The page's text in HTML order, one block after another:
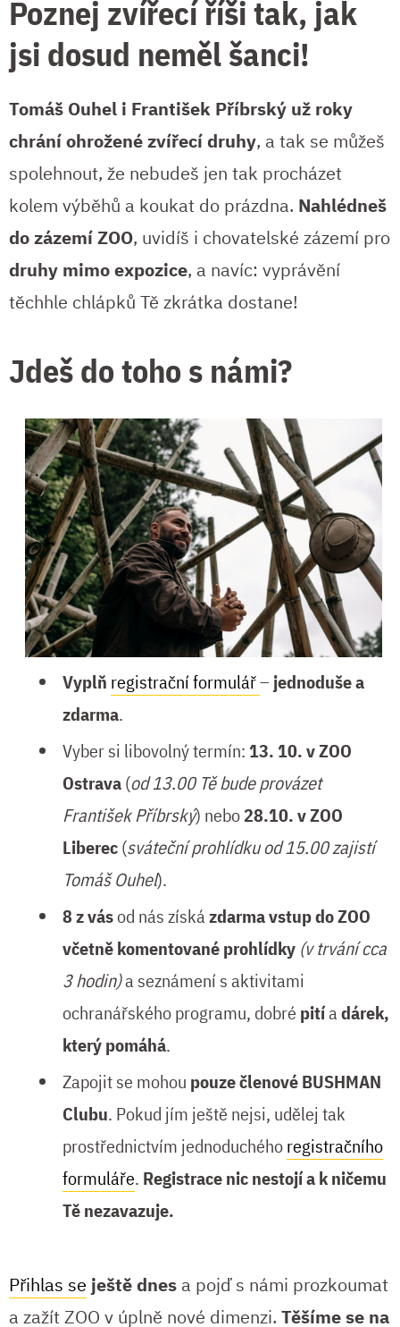
Poznej zvířecí říši tak, jak
jsi dosud neměl šanci!
Tomáš Ouhel i František Příbrský už roky
chrání ohrožené zvířecí druhy, a tak se můžeš
spolehnout, že nebudeš jen tak procházet
kolem výběhů a koukat do prázdna. Nahlédneš
do zázemí ZOO, uvidíš i chovatelské zázemí pro
druhy mimo expozice, a navíc: vyprávění
těchhle chlápků Tě zkrátka dostane!
Jdeš do toho s námi?
Vyplň registrační formulář– jednoduše a
zdarma.
Vyber si libovolný termín: 13. 10. v ZOO
Ostrava(od 13.00 Tě bude provázet
František Příbrský) nebo28.10. v ZOO
Liberec(sváteční prohlídku od 15.00 zajistí
Tomáš Ouhel).
8 z vásod nás získázdarma vstup do ZOO
včetně komentované prohlídky (v trvání cca
3 hodin)a seznámení s aktivitami
ochranářského programu, dobré pitíadárek,
který pomáhá.
Zapojit se mohou pouze členové BUSHMAN
Clubu. Pokud jím ještě nejsi, udělej tak
prostřednictvím jednoduchéhoregistračního
formuláře. Registrace nic nestojí a k ničemu
Tě nezavazuje.
Přihlas se ještě dnes a pojď s námi prozkoumat
a zažít ZOO v úplně nové dimenzi. Těšíme se na